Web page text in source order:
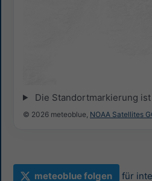
Die Standortmarkierung
© 2026 meteoblue, NOAA Satellites
meteoblue folgen für